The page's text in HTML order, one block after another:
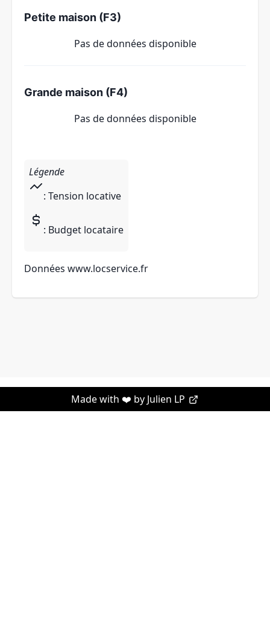
Petite maison (F3)
Pas de données disponible
Grande maison (F4)
Pas de données disponible
Légende
: Tension locative
: Budget locataire
Données www.locservice.fr
Made with ❤️ by Julien LP